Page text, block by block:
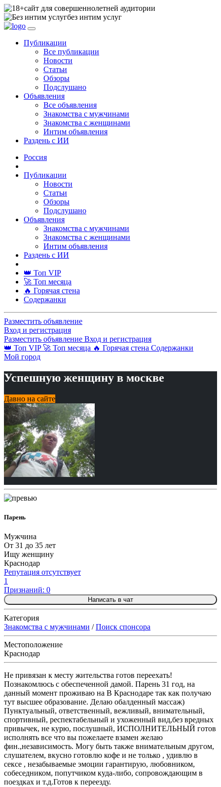
сайт для совершеннолетней аудитории
без интим услуг
Публикации
Все публикации
Новости
Статьи
Обзоры
Подслушано
Объявления
Все объявления
Знакомства с мужчинами
Знакомства с женщинами
Интим объявления
Раздень с ИИ
Россия
Публикации
Новости
Статьи
Обзоры
Подслушано
Объявления
Знакомства с мужчинами
Знакомства с женщинами
Интим объявления
Раздень с ИИ
👑 Топ VIP
🚀 Топ месяца
🔥 Горячая стена
Содержанки
Разместить объявление
Вход и регистрация
Разместить объявление Вход и регистрация
👑 Топ VIP 🚀 Топ месяца 🔥 Горячая стена Содержанки
Мой город
Успешную женщину в москве
Давно на сайте
Парень
Мужчина
От 31 до 35 лет
Ищу женщину
Краснодар
Репутация отсутствует
1
Признаний: 0
Написать в чат
Категория
Знакомства с мужчинами /Поиск спонсора
Местоположение
Краснодар
Не привязан к месту жительства готов переехать!
Познакомлюсь с обеспеченной дамой. Парень 31 год, на
данный момент проживаю на В Краснодаре так как получаю
тут высшее образование. Делаю обалденный массаж)
Пунктуальный, ответственный, вежливый, внимательный,
спортивный, респектабельный и ухоженный вид,без вредных
привычек, не курю, послушный, ИСПОЛНИТЕЛЬНЫЙ готов
исполнять все что вы пожелаете взамен желаю
фин.,независимость. Могу быть также внимательным другом,
слушателем, вкусно готовлю кофе и не только , удивлю в
сексе , незабываемые эмоции гарантирую, любовником,
собеседником, попутчиком куда-либо, сопровождающим в
поездках и т.д.Готов к переезду.